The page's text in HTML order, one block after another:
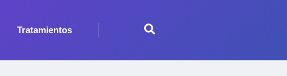
Tratamientos